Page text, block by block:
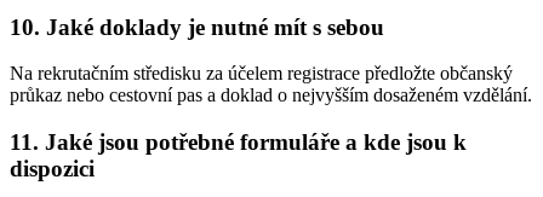
10. Jaké doklady je nutné mít s sebou
Na rekrutačním středisku za účelem registrace předložte občanský
průkaz nebo cestovní pas a doklad o nejvyšším dosaženém vzdělání.
11. Jaké jsou potřebné formuláře a kde jsou k
dispozici